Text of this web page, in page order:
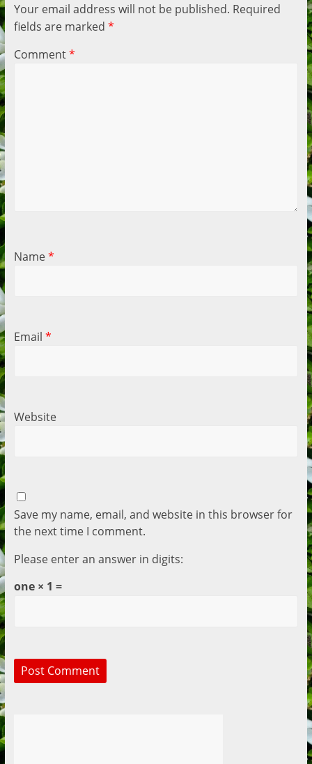
Your email address will not be published. Required
fields are marked *
Comment*
Name*
Email *
Website
Save my name, email, and website in this browser for
the next time I comment.
Please enter an answer in digits:
one × 1 =